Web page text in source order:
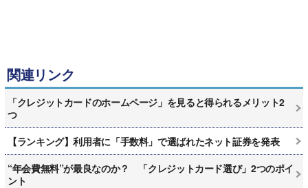
関連リンク
「クレジットカードのホームページ」を見ると得られるメリット2
つ
【ランキング】利用者に「手数料」で選ばれたネット証券を発表
“年会費無料”が最良なのか？ 「クレジットカード選び」2つのポイ
ント